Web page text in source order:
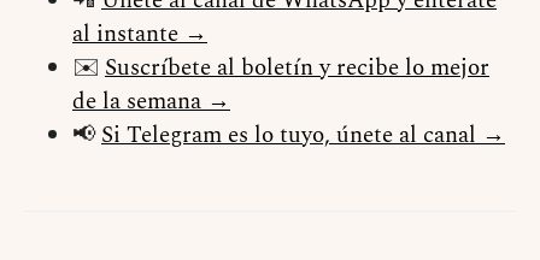
al instante →
✉️ Suscríbete al boletín y recibe lo mejor
de la semana →
📢Si Telegram es lo tuyo, únete al canal →